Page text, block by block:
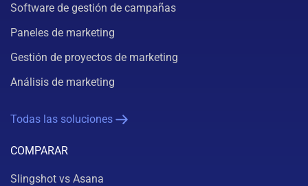
Software de gestión de campañas
Paneles de marketing
Gestión de proyectos de marketing
Análisis de marketing
Todas las soluciones
COMPARAR
Slingshot vs Asana